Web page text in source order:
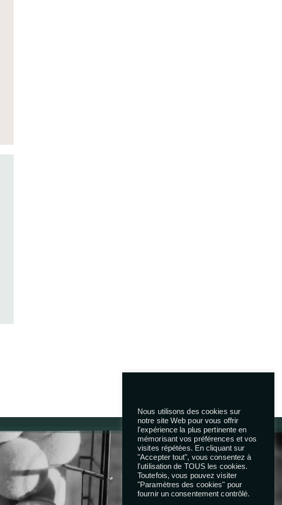
Next Project
Reseaux
Nous utilisons des cookies sur
notre site Web pour vous offrir
l'expérience la plus pertinente en
mémorisant vos préférences et vos
visites répétées. En cliquant sur
"Accepter tout", vous consentez à
l'utilisation de TOUS les cookies.
Toutefois, vous pouvez visiter
"Paramètres des cookies" pour
fournir un consentement contrôlé.